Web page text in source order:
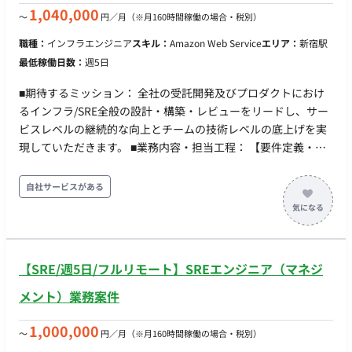
〜1,040,000 円／月 （※月160時間稼働の場合・税別）
職種： インフラエンジニアスキル： Amazon Web Serviceエリア： 新宿駅
最低稼働日数： 週5日
■期待するミッション： 全社の受託開発及びプロダクトにおけ
るインフラ/SRE全般の設計・構築・レビューをリードし、サー
ビスレベルの継続的な向上とチームの技術レベルの底上げを実
現していただきます。 ■業務内容・担当工程： 【要件定義・設
ダクトおよび受託開発プロジェクトにおけるアーキテクチャ設
計とTerraformによる構築 ・ポリシー策定・ガバナンス管理 ・
Google Cloudの利用ポリシー策定と管理（利便性とガバナンス
の向上） ・受託開発で利用するインフラ（AWS/Azureなど）の
築 ・SLO/SLAの設定、ログ収集・アラートなどの監視設定、障
害発生時の対応フローの策定 ・チームマネジメント・技術推進
向上支援 ・課題の特定・解決策の提示、継続的なインフラ改善
自社サービスがある
【SRE/週5日/フルリモート】SREエンジニア（マネジ
メント）業務案件
〜1,000,000 円／月 （※月160時間稼働の場合・税別）